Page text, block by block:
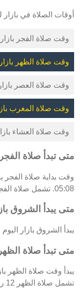
أوقات الصلاة في بازار ليوم الأحد 09/
وقت صلاة الفجر بازار :
وقت صلاة الظهر بازار :
وقت صلاة العصر بازار :
وقت صلاة المغرب بازار :
وقت صلاة العشاء بازار :
متى تبدأ صلاة
05:08. تشمل صلاة الفجر 4 ركعات: 2 فرض و2 سنة.
متى يبدأ الشروق
يبدأ الشروق بازار اليوم
متى تبدأ صلاة